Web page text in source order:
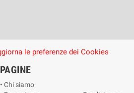
le preferenze dei Cookies
PAGINE
• Chi siamo